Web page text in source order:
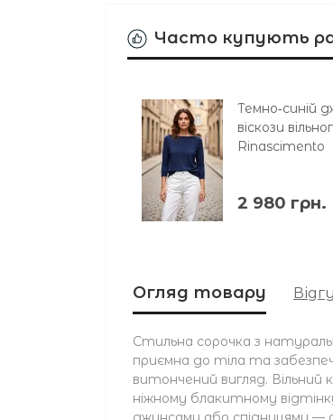
Часто купують
Темно‑синій
віскози
Rinascimento
2 980 грн.
Огляд товару
Стильна сорочка з
приємна до тіла та
витончений вигляд. Вільний
ніжному блакитному